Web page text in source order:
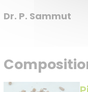
Dr. P. Sammut